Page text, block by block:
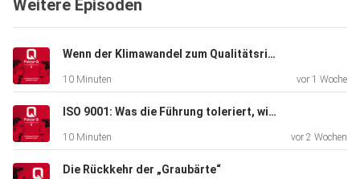
Weitere Episoden
Wenn der Klimawandel zum Qualitätsrisiko wird
10 Minuten vor 1 Woche
ISO 9001: Was die Führung toleriert, wird zur Kultur
10 Minuten vor 2 Wochen
Die Rückkehr der „Graubärte“